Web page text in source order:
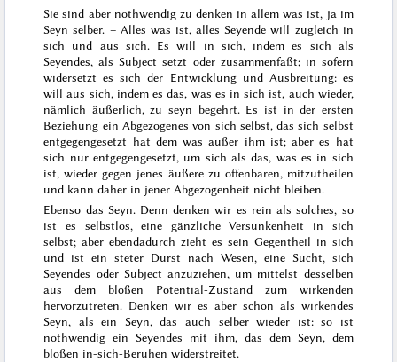
Sie sind aber nothwendig zu denken in allem was ist, ja im
Seyn selber. – Alles was ist, alles Seyende will zugleich in
sich und aus sich. Es will in sich, indem es sich als
Seyendes, als Subject setzt oder zusammenfaßt; in sofern
widersetzt es sich der Entwicklung und Ausbreitung: es
will aus sich, indem es das, was es in sich ist, auch wieder,
nämlich äußerlich, zu seyn begehrt. Es ist in der ersten
Beziehung ein Abgezogenes von sich selbst, das sich selbst
entgegengesetzt hat demwas außer ihm ist; aber es hat
sich nur entgegengesetzt, um sich als das, was es in sich
ist, wieder gegen jenes äußere zu offenbaren, mitzutheilen
und kann daher in jener Abgezogenheit nicht bleiben.
Ebenso das Seyn. Denn denken wir es rein als solches, so
ist es selbstlos, eine gänzliche Versunkenheit in sich
selbst; aber ebendadurch zieht es sein Gegentheil in sich
und ist ein steter Durst nach Wesen, eine Sucht, sich
Seyendes oder Subject anzuziehen, um mittelst desselben
aus dem bloßen Potential-Zustand zum wirkenden
hervorzutreten. Denken wir es aber schon als wirkendes
Seyn, als ein Seyn, das auch selber wieder ist: so ist
nothwendig ein Seyendes mit ihm, das dem Seyn, dem
bloßen in-sich-Beruhen widerstreitet.